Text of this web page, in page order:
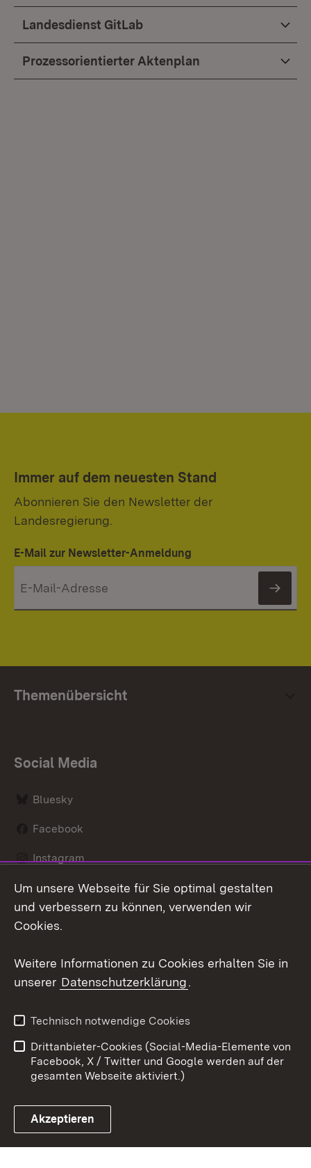
Landesdienst GitLab
Prozessorientierter Aktenplan
Immer auf dem neuesten Stand
Abonnieren Sie den Newsletter der
Landesregierung.
E-Mail zur Newsletter-Anmeldung
Themenübersicht
Social Media
Bluesky
Facebook
Instagram
LinkedIn
Link zum Landesportal
Datenschutz
Barrierefreiheit
Impressum
Cookies
Um unsere Webseite für Sie optimal gestalten
und verbessern zu können, verwenden wir
Cookies.
Weitere Informationen zu Cookies erhalten Sie in
unserer Datenschutzerklärung.
Technisch notwendige Cookies
Drittanbieter-Cookies (Social-Media-Elemente von
Facebook, X / Twitter und Google werden auf der
gesamten Webseite aktiviert.)
Akzeptieren